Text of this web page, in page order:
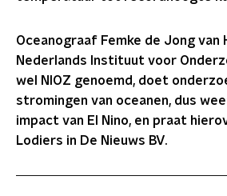
Oceanograaf Femke de Jong van
Nederlands Instituut voor
wel NIOZ genoemd, doet
stromingen van oceanen, dus
impact van El Nino, en praat
Lodiers in De Nieuws BV.